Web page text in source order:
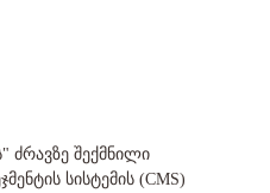
ძრავზე შექმნილი
სისტემის (CMS)